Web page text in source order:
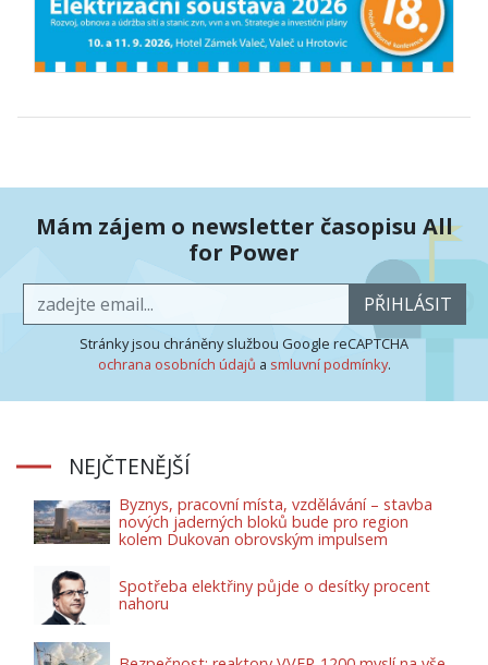
Mám zájem o newsletter časopisu All
for Power
PŘIHLÁSIT
Stránky jsou chráněny službou Google reCAPTCHA
ochrana osobních údajů a smluvní podmínky.
NEJČTENĚJŠÍ
Byznys, pracovní místa, vzdělávání – stavba
nových jaderných bloků bude pro region
kolem Dukovan obrovským impulsem
Spotřeba elektřiny půjde o desítky procent
nahoru